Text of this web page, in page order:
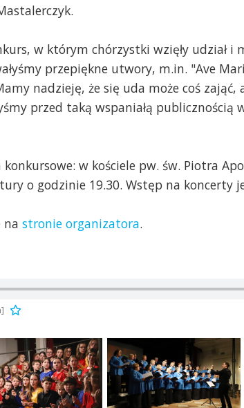
w którym chórzystki wzięły udział i
przepiękne utwory, m.in. "Ave
nadzieję, że się uda może coś
przed taką wspaniałą publicznością
w kościele pw. św. Piotra
o godzinie 19.30. Wstęp na koncerty
na stronie organizatora.